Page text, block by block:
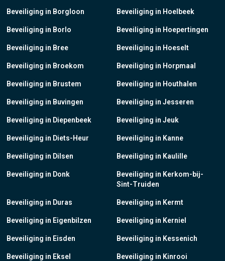
Beveiliging in Borgloon
Beveiliging in Borlo
Beveiliging in Bree
Beveiliging in Broekom
Beveiliging in Brustem
Beveiliging in Buvingen
Beveiliging in Diepenbeek
Beveiliging in Diets-Heur
Beveiliging in Dilsen
Beveiliging in Donk
Beveiliging in Duras
Beveiliging in Eigenbilzen
Beveiliging in Eisden
Beveiliging in Eksel
Beveiliging in Hoelbeek
Beveiliging in Hoepertingen
Beveiliging in Hoeselt
Beveiliging in Horpmaal
Beveiliging in Houthalen
Beveiliging in Jesseren
Beveiliging in Jeuk
Beveiliging in Kanne
Beveiliging in Kaulille
Beveiliging in Kerkom-bij-
Sint-Truiden
Beveiliging in Kermt
Beveiliging in Kerniel
Beveiliging in Kessenich
Beveiliging in Kinrooi